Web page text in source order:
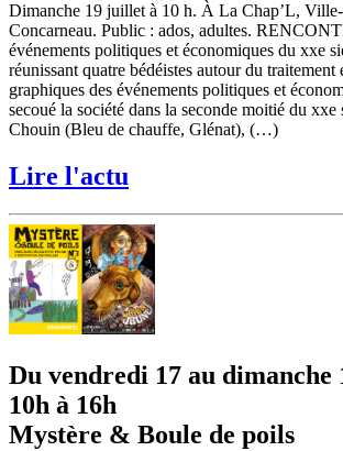
Dimanche 19 juillet à 10 h. À La Chap’L,
Concarneau. Public : ados, adultes.
événements politiques et économiques du xxe
réunissant quatre bédéistes autour du
graphiques des événements politiques et
secoué la société dans la seconde moitié du
Chouin (Bleu de chauffe, Glénat), (…)
Lire l'actu
Du vendredi 17 au dimanche
10h à 16h
Mystère & Boule de poils